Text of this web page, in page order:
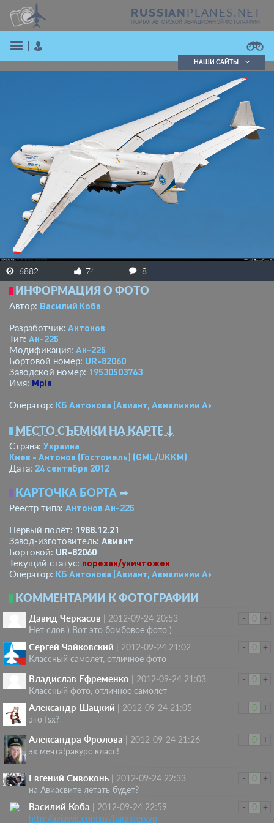
RUSSIAN PLANES.NET
ПОРТАЛ АВТОРСКОЙ АВИАЦИОННОЙ ФОТОГРАФИИ
ВОЙТИ
Подробно
НАШИ САЙТЫ
6882 74 8
ИНФОРМАЦИЯ О ФОТО
Автор: Василий Коба
Разработчик: Антонов
Тип: Ан-225
Модификация: Ан-225
Бортовой номер: UR-82060
Заводской номер: 19530503763
Имя: Мрiя
Оператор: КБ Антонова (Авиант, Авиалинии Антонова)
МЕСТО СЪЕМКИ НА КАРТЕ ↓
Страна: Украина
Киев - Антонов (Гостомель) (GML/UKKM)
Дата: 24 сентября 2012
КАРТОЧКА БОРТА ➦
Реестр типа: Антонов Ан-225
Первый полёт: 1988.12.21
Завод-изготовитель: Авиант
Бортовой: UR-82060
Текущий статус: порезан/уничтожен
Оператор: КБ Антонова (Авиант, Авиалинии Антонова)
КОММЕНТАРИИ К ФОТОГРАФИИ
- 0 +
Давид Черкасов
2012-09-24 20:53
Нет слов ) Вот это бомбовое фото )
-
0 +
Сергей Чайковский
2012-09-24 21:02
Классный самолет, отличное фото
-
0 +
Владислав Ефремeнкo
2012-09-24 21:03
Классный фото, отличное самолет
-
0 +
Александр Шацкий
2012-09-24 21:05
это fsx?
-
0 +
Александра Фролова
2012-09-24 21:26
эх мечта!ракурс класс!
- 0 +
Евгений Сивоконь
2012-09-24 22:33
на Авиасвите летать будет?
-
0 +
Василий Коба
2012-09-24 22:59
http://aviasvit.com.ua/haraktervvp